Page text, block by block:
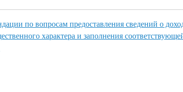
по вопросам предоставления сведений о
характера и заполнения